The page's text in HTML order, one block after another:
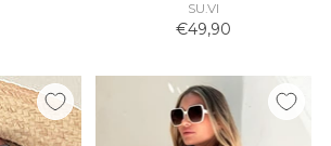
SU.VI
€49,90